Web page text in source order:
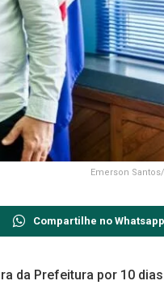
Emerson
Compartilhe no Whatsapp
da Prefeitura por 10